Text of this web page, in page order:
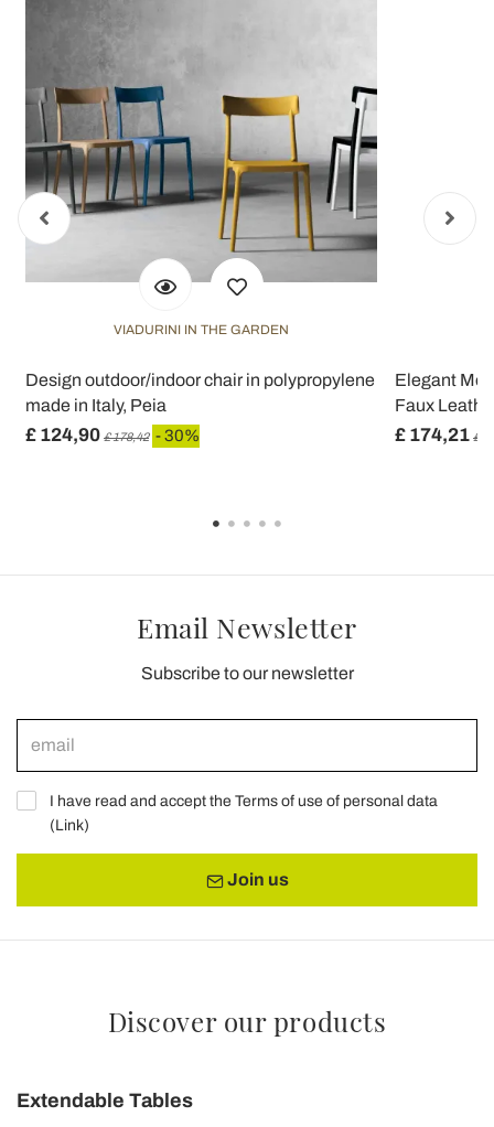
VIADURINI IN THE GARDEN
Design outdoor/indoor chair in polypropylene
made in Italy, Peia
£ 124,90 £ 178,42 - 30%
Elegant
Faux
£ 174,21 £
Email Newsletter
Subscribe to our newsletter
I have read and accept the Terms of use of personal data
(Link)
Join us
Discover our products
Extendable Tables